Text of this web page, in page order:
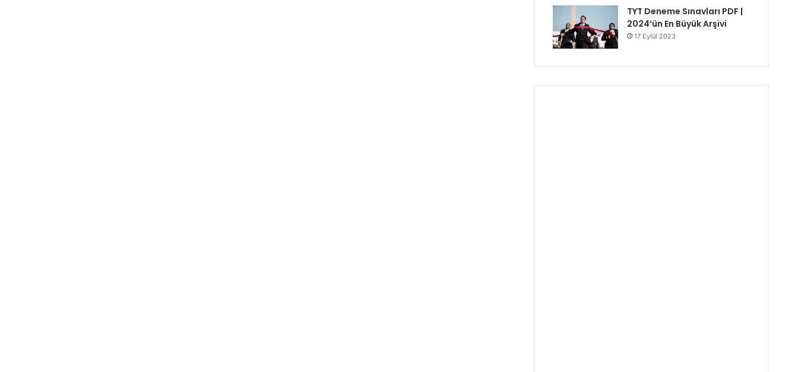
TYT Deneme Sınavları PDF |
2024’ün En Büyük Arşivi
17 Eylül 2023